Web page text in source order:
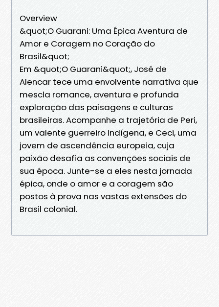
Overview
&quot;O Guarani: Uma Épica Aventura de
Amor e Coragem no Coração do
Brasil&quot;
Em &quot;O Guarani&quot;, José de
Alencar tece uma envolvente narrativa que
mescla romance, aventura e profunda
exploração das paisagens e culturas
brasileiras. Acompanhe a trajetória de Peri,
um valente guerreiro indígena, e Ceci, uma
jovem de ascendência europeia, cuja
paixão desafia as convenções sociais de
sua época. Junte-se a eles nesta jornada
épica, onde o amor e a coragem são
postos à prova nas vastas extensões do
Brasil colonial.